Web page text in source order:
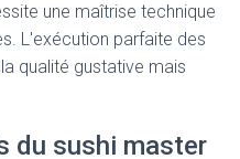
une maîtrise technique
L'exécution parfaite des
qualité gustative mais
du sushi master